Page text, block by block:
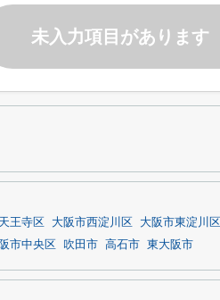
未入力項目があります
王寺区 大阪市西淀川区 大阪市東淀川区
市中央区 吹田市 高石市 東大阪市